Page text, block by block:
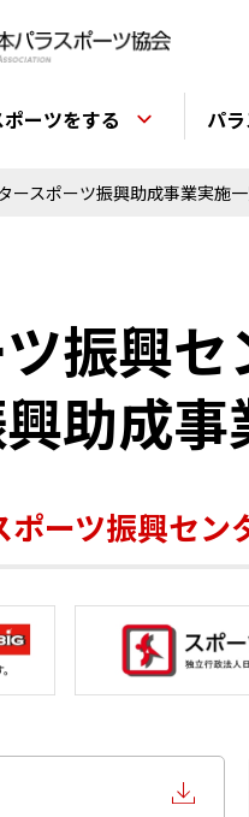
ーツをする パ
ースポーツ振興助成事業実施
振興セ
助成
ーツ振興セン